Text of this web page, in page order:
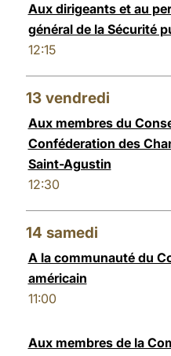
Aux dirigeants et au
général de la Sécurité
12:15
13 vendredi
Aux membres du
Conféderation des
Saint-Agustin
12:30
14 samedi
A la communauté du
américain
11:00
Aux membres de la